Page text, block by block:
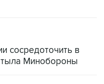
сосредоточить в
Минобороны